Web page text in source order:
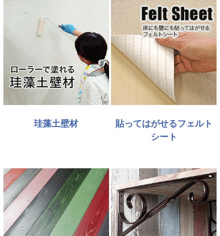
珪藻土壁材
貼ってはがせるフェルト
シート